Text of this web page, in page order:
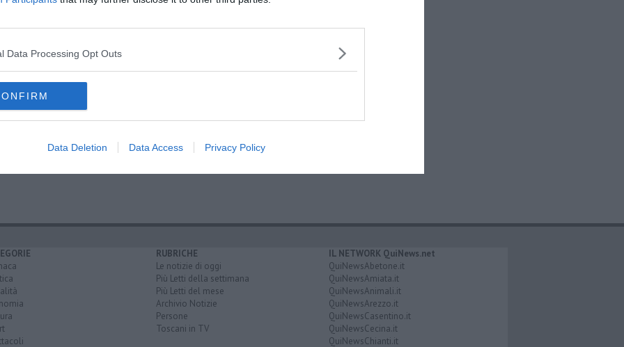
Data Processing Opt Outs
Data Deletion Data Access Privacy Policy
RUBRICHE
Le notizie di oggi
Più Letti della settimana
Più Letti del mese
Archivio Notizie
Persone
Toscani in TV
IL NETWORK QuiNews.net
QuiNewsAbetone.it
QuiNewsAmiata.it
QuiNewsAnimali.it
QuiNewsArezzo.it
QuiNewsCasentino.it
QuiNewsCecina.it
QuiNewsChianti.it